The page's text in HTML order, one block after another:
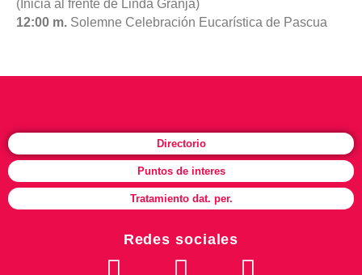
(Inicia al frente de Linda Granja)
12:00 m. Solemne Celebración Eucarística de Pascua
Directorio
Puntos de interes
Tratamiento dat. per.
Redes sociales